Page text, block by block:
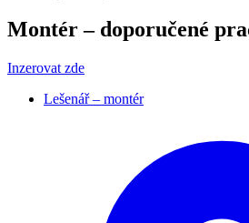
Montér – doporučené
Inzerovat zde
Lešenář – montér